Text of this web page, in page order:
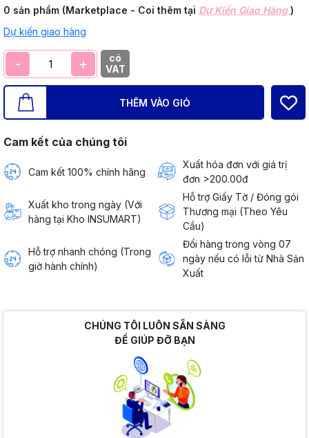
0 sản phẩm (Marketplace - Coi thêm tại Dự Kiến Giao Hàng)
Dự kiến giao hàng
- +
có
VAT
THÊM VÀO GIỎ
Cam kết của chúng tôi
Cam kết 100% chính hãng
Xuất hóa đơn với giá trị
đơn >200.00đ
Xuất kho trong ngày (Với
hàng tại Kho INSUMART)
Hỗ trợ Giấy Tờ / Đóng gói
Thương mại (Theo Yêu
Cầu)
Hỗ trợ nhanh chóng (Trong
giờ hành chính)
Đổi hàng trong vòng 07
ngày nếu có lỗi từ Nhà Sản
Xuất
CHÚNG TÔI LUÔN SẴN SÀNG
ĐỂ GIÚP ĐỠ BẠN